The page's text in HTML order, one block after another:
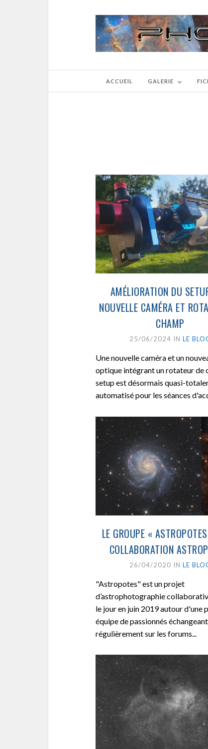
ACCUEIL GALERIE
AMÉLIORATION DU
NOUVELLE CAMÉRA ET
CHAMP
25/06/2024 IN LE
Une nouvelle caméra et un
optique intégrant un rotateur de
setup est désormais quasi-
automatisé pour les séances
LE GROUPE «
COLLABORATION
26/04/2020 IN LE
"Astropotes" est un projet
d’astrophotographie
le jour en juin 2019 autour d'une
équipe de passionnés échangeant
régulièrement sur les forums...